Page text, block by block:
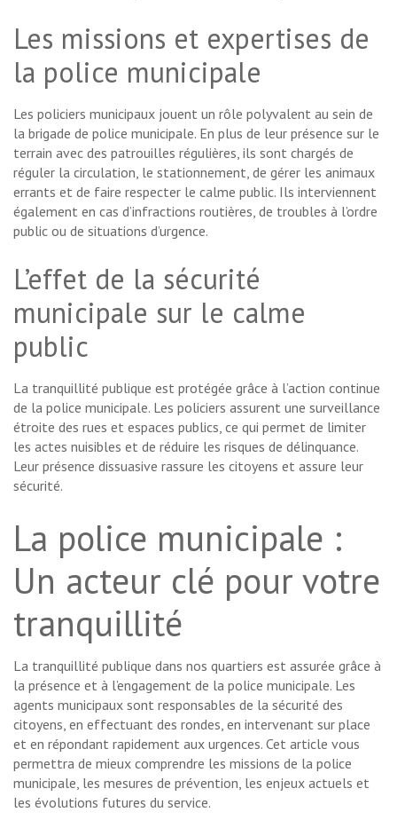
Les missions et expertises de
la police municipale
Les policiers municipaux jouent un rôle polyvalent au sein de
la brigade de police municipale. En plus de leur présence sur le
terrain avec des patrouilles régulières, ils sont chargés de
réguler la circulation, le stationnement, de gérer les animaux
errants et de faire respecter le calme public. Ils interviennent
également en cas d’infractions routières, de troubles à l’ordre
public ou de situations d’urgence.
L’effet de la sécurité
municipale sur le calme
public
La tranquillité publique est protégée grâce à l’action continue
de la police municipale. Les policiers assurent une surveillance
étroite des rues et espaces publics, ce qui permet de limiter
les actes nuisibles et de réduire les risques de délinquance.
Leur présence dissuasive rassure les citoyens et assure leur
sécurité.
La police municipale :
Un acteur clé pour votre
tranquillité
La tranquillité publique dans nos quartiers est assurée grâce à
la présence et à l’engagement de la police municipale. Les
agents municipaux sont responsables de la sécurité des
citoyens, en effectuant des rondes, en intervenant sur place
et en répondant rapidement aux urgences. Cet article vous
permettra de mieux comprendre les missions de la police
municipale, les mesures de prévention, les enjeux actuels et
les évolutions futures du service.